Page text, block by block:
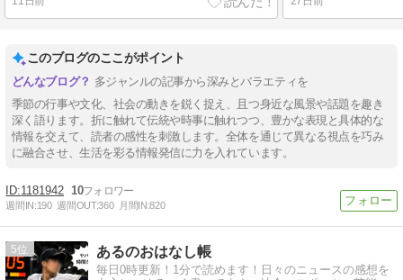
このブログのここがポイント
多ジャンルの記事から深みとバラエティを
季節の行事や文化、社会の動きを鋭く捉え、且つ身近な風景や話題を趣き
深く語ります。折に触れて伝統や時事に触れつつ、豊かな表現と具体的な
情報を交えて、読者の感性を刺激します。全体を通じて異なる視点を巧み
に融合させ、生活を彩る情報発信に力を入れています。
1181942 10
週間IN:190 週間OUT:360 月間IN:820
5 あるのおはなし帳
毎日0時更新！1分で読めます！日々のニュースの感想を